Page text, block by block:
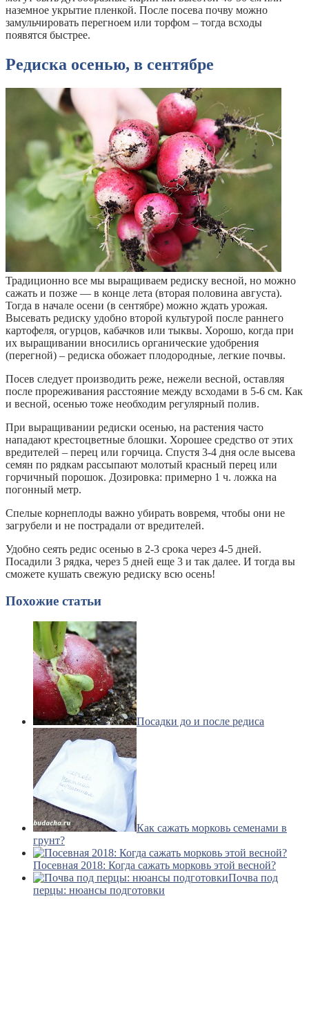
наземное укрытие пленкой. После посева почву можно
замульчировать перегноем или торфом – тогда всходы
появятся быстрее.
Редиска осенью, в сентябре
Традиционно все мы выращиваем редиску весной, но можно
сажать и позже — в конце лета (вторая половина августа).
Тогда в начале осени (в сентябре) можно ждать урожая.
Высевать редиску удобно второй культурой после раннего
картофеля, огурцов, кабачков или тыквы. Хорошо, когда при
их выращивании вносились органические удобрения
(перегной) – редиска обожает плодородные, легкие почвы.
Посев следует производить реже, нежели весной, оставляя
после прореживания расстояние между всходами в 5-6 см. Как
и весной, осенью тоже необходим регулярный полив.
При выращивании редиски осенью, на растения часто
нападают крестоцветные блошки. Хорошее средство от этих
вредителей – перец или горчица. Спустя 3-4 дня осле высева
семян по рядкам рассыпают молотый красный перец или
горчичный порошок. Дозировка: примерно 1 ч. ложка на
погонный метр.
Спелые корнеплоды важно убирать вовремя, чтобы они не
загрубели и не пострадали от вредителей.
Удобно сеять редис осенью в 2-3 срока через 4-5 дней.
Посадили 3 рядка, через 5 дней еще 3 и так далее. И тогда вы
сможете кушать свежую редиску всю осень!
Похожие статьи
Посадки до и после редиса
Как сажать морковь семенами в
грунт?
Посевная 2018: Когда сажать морковь этой весной?
Почва под
перцы: нюансы подготовки